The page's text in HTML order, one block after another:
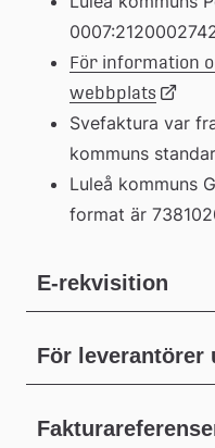
För information
webbplats Länk
till
extern
Svefaktura var
kommuns
Luleå kommuns
format är
E-rekvisition
För leverantörer